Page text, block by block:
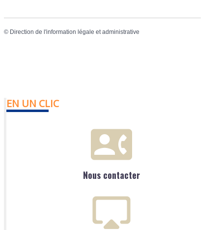
© Direction de l'information légale et administrative
EN UN CLIC
Nous contacter